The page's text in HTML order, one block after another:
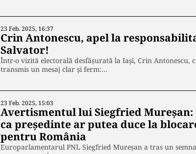
23 Feb. 2025, 16:37
Crin Antonescu, apel la
Salvator!
Într-o vizită electorală desfășurată la Iași, Crin Antonescu,
transmis un mesaj clar și ferm:…
23 Feb. 2025, 15:03
Avertismentul lui Siegfried Mureșan:
ca președinte ar putea duce la
pentru România
Europarlamentarul PNL Siegfried Mureșan a tras un